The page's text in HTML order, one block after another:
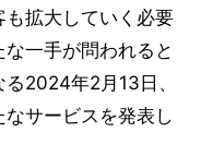
拡大していく必要
一手が問われると
2024年2月13日、
サービスを発表し